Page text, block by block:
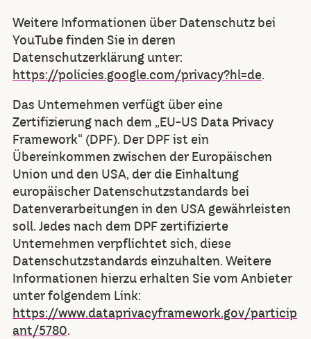
Weitere Informationen über Datenschutz bei
YouTube finden Sie in deren
Datenschutzerklärung unter:
https://policies.google.com/privacy?hl=de.
Das Unternehmen verfügt über eine
Zertifizierung nach dem „EU-US Data Privacy
Framework“ (DPF). Der DPF ist ein
Übereinkommen zwischen der Europäischen
Union und den USA, der die Einhaltung
europäischer Datenschutzstandards bei
Datenverarbeitungen in den USA gewährleisten
soll. Jedes nach dem DPF zertifizierte
Unternehmen verpflichtet sich, diese
Datenschutzstandards einzuhalten. Weitere
Informationen hierzu erhalten Sie vom Anbieter
unter folgendem Link:
https://www.dataprivacyframework.gov/particip
ant/5780.